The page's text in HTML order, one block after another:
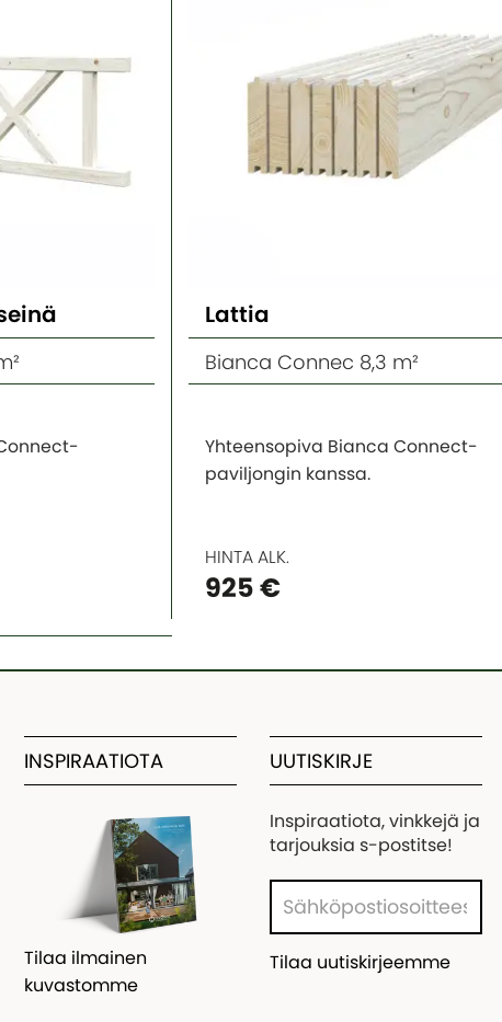
Lattia
Bianca Connec 8,3 m²
Yhteensopiva Bianca Connect-
paviljongin kanssa.
HINTA ALK.
925 €
INSPIRAATIOTA
Tilaa ilmainen
kuvastomme
UUTISKIRJE
Inspiraatiota, vinkkejä ja
tarjouksia s-postitse!
Tilaa uutiskirjeemme